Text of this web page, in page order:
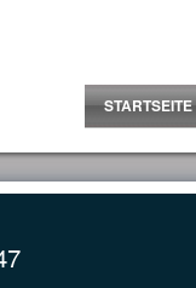
STARTSEITE